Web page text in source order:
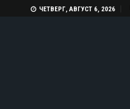
ЧЕТВЕРГ, АВГУСТ 6, 2026